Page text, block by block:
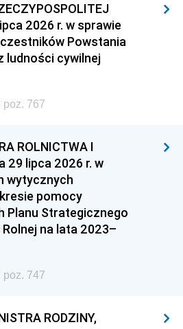
2026 r. w sprawie
Powstania
ludności cywilnej
poz. 767
ROLNICTWA I
29 lipca 2026 r. w
wytycznych
pomocy
Planu Strategicznego
na lata 2023–
poz. 747
RODZINY,